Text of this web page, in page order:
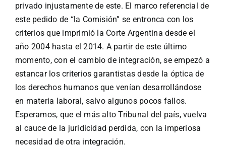
privado injustamente de este. El marco referencial de
este pedido de “la Comisión” se entronca con los
criterios que imprimió la Corte Argentina desde el
año 2004 hasta el 2014. A partir de este último
momento, con el cambio de integración, se empezó a
estancar los criterios garantistas desde la óptica de
los derechos humanos que venían desarrollándose
en materia laboral, salvo algunos pocos fallos.
Esperamos, que el más alto Tribunal del país, vuelva
al cauce de la juridicidad perdida, con la imperiosa
necesidad de otra integración.